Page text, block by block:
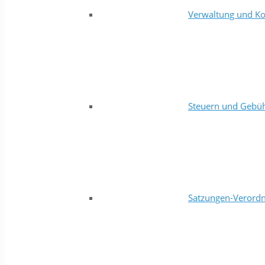
Verwaltung und
Steuern und
Satzungen-